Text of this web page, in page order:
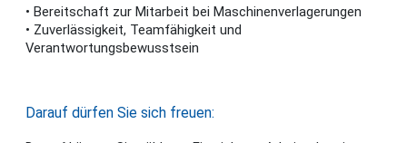
• Bereitschaft zur Mitarbeit bei Maschinenverlagerungen
• Zuverlässigkeit, Teamfähigkeit und
Verantwortungsbewusstsein
Darauf dürfen Sie sich freuen: